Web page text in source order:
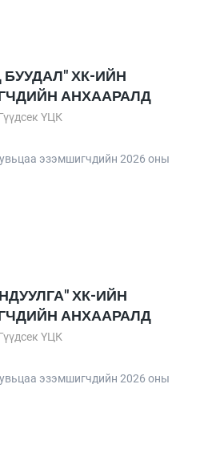
ХК-ИЙН
АНХААРАЛД
ҮЦК
эзэмшигчдийн 2026 оны
ХК-ИЙН
АНХААРАЛД
ҮЦК
эзэмшигчдийн 2026 оны